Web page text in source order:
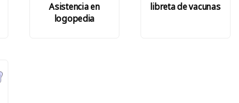
Asistencia en
logopedia
libreta de vacunas